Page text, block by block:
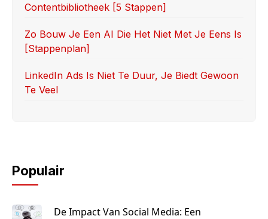
Contentbibliotheek [5 Stappen]
Zo Bouw Je Een AI Die Het Niet Met Je Eens Is
[stappenplan]
LinkedIn Ads Is Niet Te Duur, Je Biedt Gewoon
Te Veel
Populair
De Impact Van Social Media: Een